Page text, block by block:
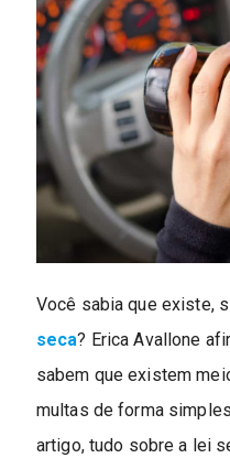
Você sabia que existe,
seca? Erica Avallone
sabem que existem
multas de forma
artigo, tudo sobre a lei